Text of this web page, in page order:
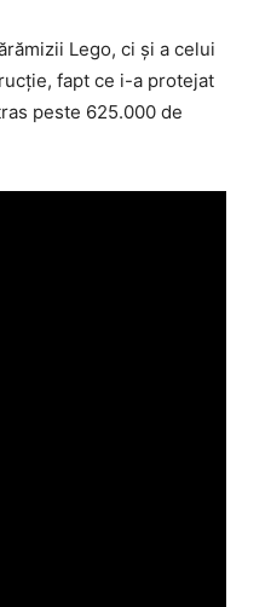
Lego, ci şi a celui
fapt ce i-a protejat
peste 625.000 de